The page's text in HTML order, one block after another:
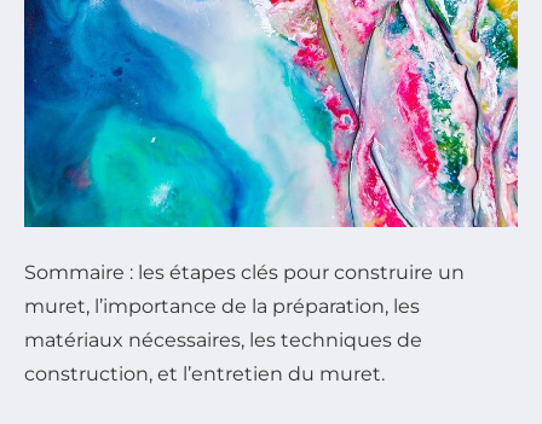
Sommaire : les étapes clés pour construire un
muret, l’importance de la préparation, les
matériaux nécessaires, les techniques de
construction, et l’entretien du muret.